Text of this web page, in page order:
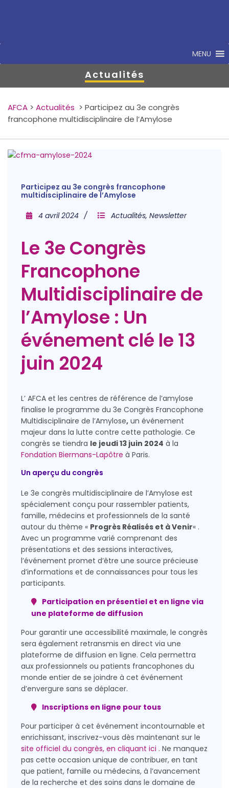
MENU
Actualités
AFCA > Actualités > Participez au 3e congrès
francophone multidisciplinaire de l’Amylose
Participez au 3e congrès francophone
multidisciplinaire de l’Amylose
4 avril 2024
Actualités, Newsletter
Le 3e Congrès
Francophone
Multidisciplinaire de
l’Amylose : Un
événement clé le 13
juin 2024
L’ AFCA et les centres de référence de l’amylose
finalise le programme du 3e Congrès Francophone
Multidisciplinaire de l’Amylose, un événement
majeur dans la lutte contre cette pathologie. Ce
congrès se tiendra le jeudi 13 juin 2024 à la
Fondation Biermans-Lapôtre à Paris.
Un aperçu du congrès
Le 3e congrès multidisciplinaire de l’Amylose est
spécialement conçu pour rassembler patients,
famille, médecins et professionnels de la santé
autour du thème « Progrès Réalisés et à Venir« .
Avec un programme varié comprenant des
présentations et des sessions interactives,
l’événement promet d’être une source précieuse
d’informations et de connaissances pour tous les
participants.
Participation en présentiel et en ligne via
une plateforme de diffusion
Pour garantir une accessibilité maximale, le congrès
sera également retransmis en direct via une
plateforme de diffusion en ligne. Cela permettra
aux professionnels ou patients francophones du
monde entier de se joindre à cet événement
d’envergure sans se déplacer.
Inscriptions en ligne pour tous
Pour participer à cet événement incontournable et
enrichissant, inscrivez-vous dès maintenant sur le
site officiel du congrès, en cliquant ici . Ne manquez
pas cette occasion unique de contribuer, en tant
que patient, famille ou médecins, à l’avancement
de la recherche et des soins dans le domaine de